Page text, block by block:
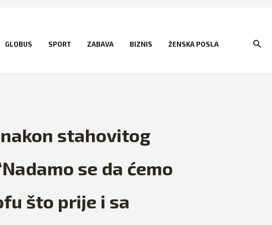
GLOBUS SPORT ZABAVA BIZNIS ŽENSKA POSLA
stahovitog
se da ćemo
što prije i sa